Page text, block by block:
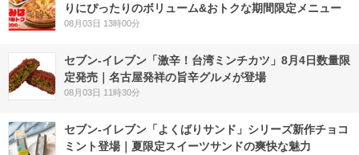
りにぴったりのボリューム&おトクな期間限定メニュー
08月03日 13時00分
セブン-イレブン「激辛！台湾ミンチカツ」8月4日数量限
定発売｜名古屋発祥の旨辛グルメが登場
08月03日 11時30分
セブン‐イレブン「よくばりサンド」シリーズ新作チョコ
ミント登場｜夏限定スイーツサンドの爽快な魅力